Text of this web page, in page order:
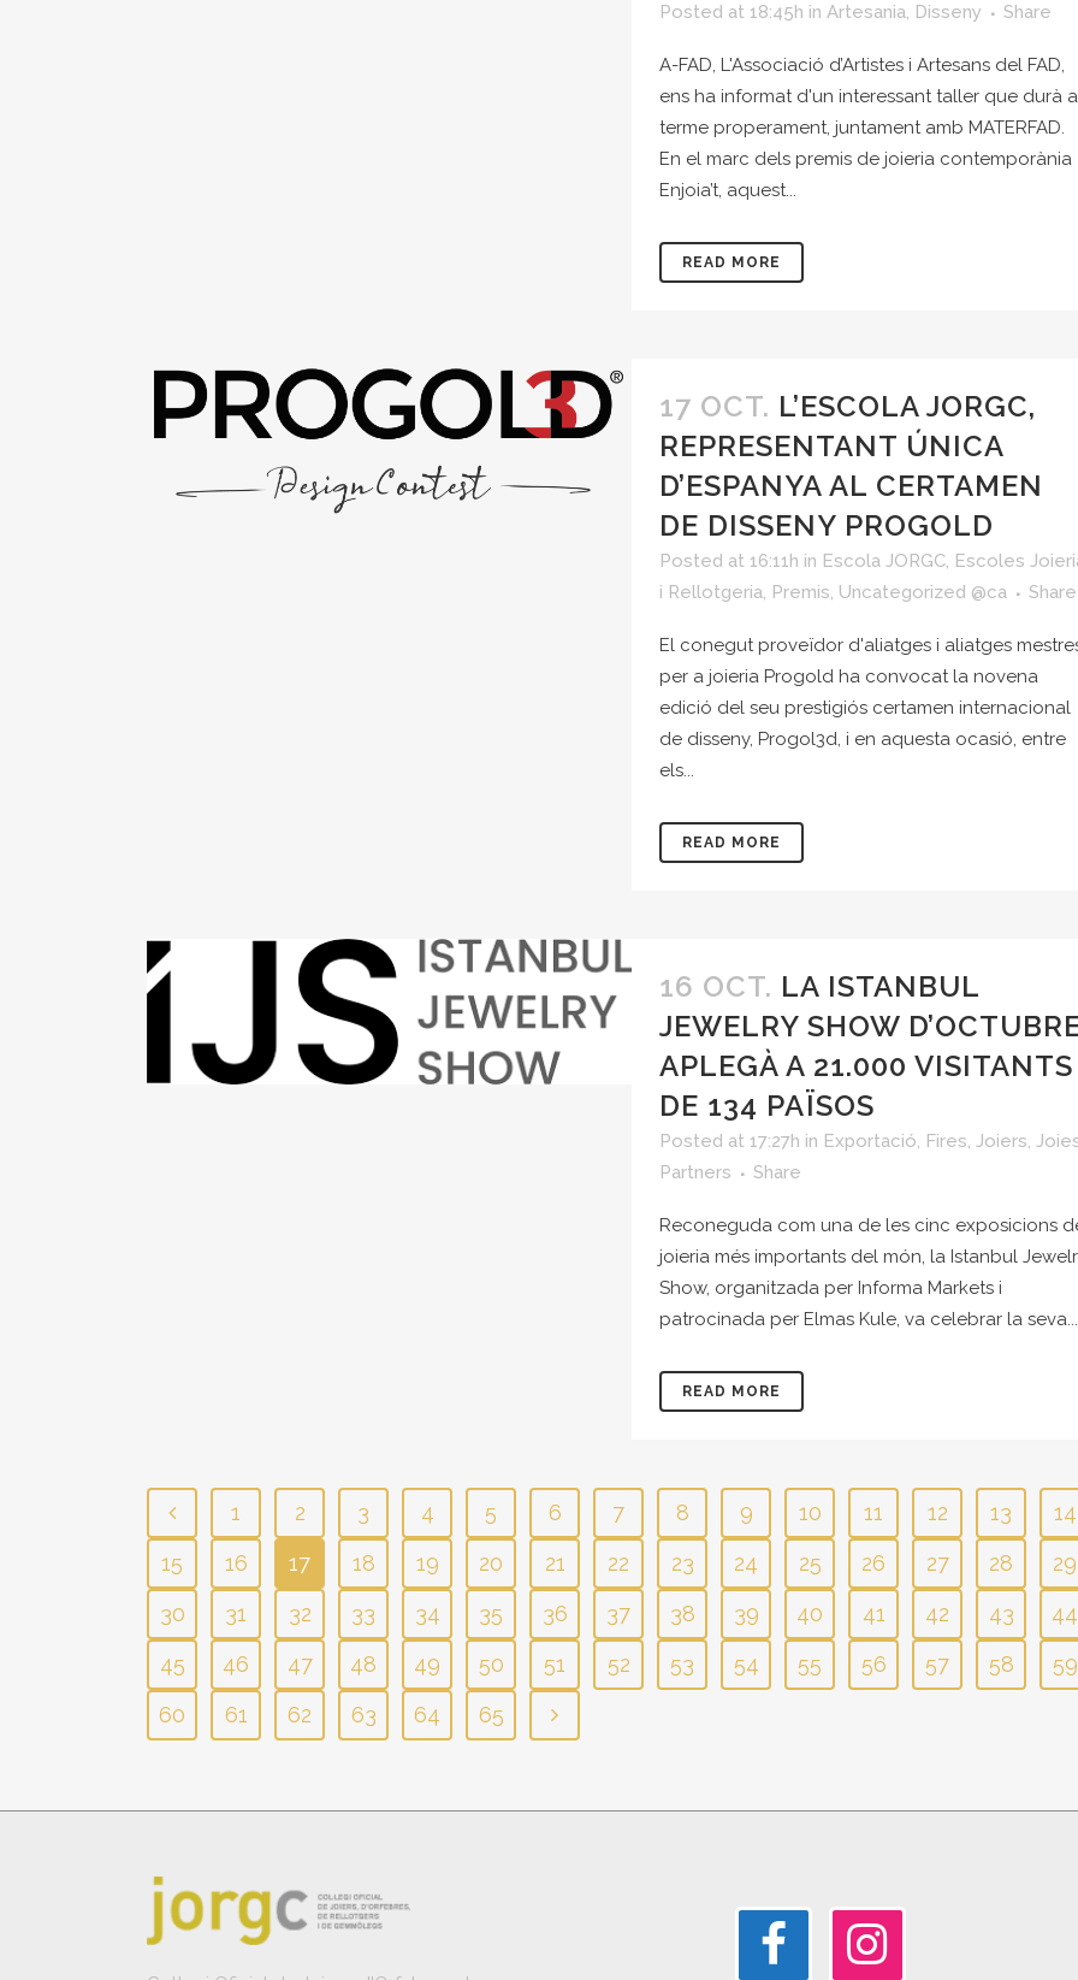
Posted at 18:45h in Artesania, Disseny Share
A-FAD, L'Associació d’Artistes i Artesans del FAD,
ens ha informat d'un interessant taller que durà a
terme properament, juntament amb MATERFAD.
En el marc dels premis de joieria contemporània
Enjoia’t, aquest...
READ MORE
17 OCT. L’ESCOLA JORGC,
REPRESENTANT ÚNICA
D’ESPANYA AL CERTAMEN
DE DISSENY PROGOLD
Posted at 16:11h in Escola JORGC, Escoles
i Rellotgeria, Premis, Uncategorized @ca Share
El conegut proveïdor d'aliatges i aliatges
per a joieria Progold ha convocat la novena
edició del seu prestigiós certamen internacional
de disseny, Progol3d, i en aquesta ocasió, entre
els...
READ MORE
16 OCT. LA ISTANBUL
JEWELRY SHOW
APLEGÀ A 21.000 VISITANTS
DE 134 PAÏSOS
Posted at 17:27h in Exportació, Fires, Joiers,
Partners
Share
Reconeguda com una de les cinc exposicions
joieria més importants del món, la Istanbul
Show, organitzada per Informa Markets i
patrocinada per Elmas Kule, va celebrar la seva...
READ MORE
1 2 3 4 5 6 7 8 9 10 11 12 13
14
15
16 17 18 19 20 21 22 23 24 25 26 27 28
29
30
31 32 33 34 35 36 37 38 39 40 41 42 43
44
45
46 47 48 49 50 51 52 53 54 55 56 57 58
59
60
61 62 63 64 65